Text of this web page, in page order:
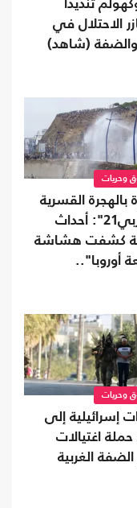
تنديداً
الاحتلال في
والضفة (شاهد)
وحريات
بالهجرة القسرية
لـ"عربي21": أحداث
كشفت هشاشة
أوروبا"..
وحريات
إسرائيلية إلى
اغتيالات
الغربية